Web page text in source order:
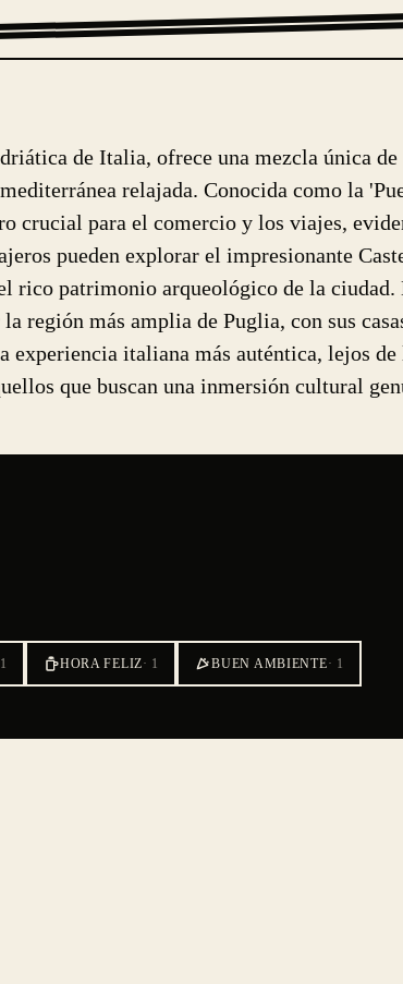
de Italia, ofrece una mezcla única de
relajada. Conocida como la
crucial para el comercio y los viajes,
pueden explorar el impresionante
rico patrimonio arqueológico de la ciudad.
región más amplia de Puglia, con sus
italiana más auténtica, lejos de
que buscan una inmersión cultural
1 HORA FELIZ· 1 BUEN AMBIENTE· 1